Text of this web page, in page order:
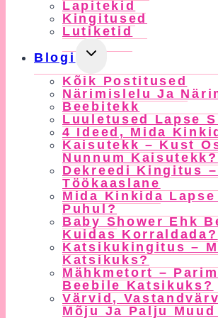
Lapitekid
Kingitused
Lutiketid
Blogi
Toggle
Child
Menu
Kõik Postitused
Närimislelu Ja
Beebitekk
Luuletused Lapse
4 Ideed, Mida
Kaisutekk – Kust
Nunnum Kaisutekk?
Dekreedi Kingitus –
Töökaaslane
Mida Kinkida Lapse
Puhul?
Baby Shower Ehk
Kuidas Korraldada?
Katsikukingitus –
Katsikuks?
Mähkmetort –
Beebile Katsikuks?
Värvid,
Mõju Ja Palju